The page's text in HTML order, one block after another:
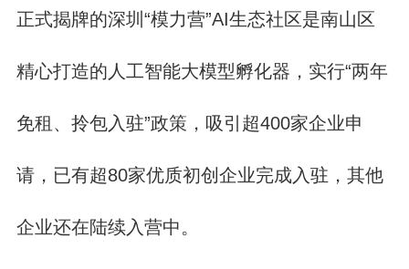
正式揭牌的深圳“模力营”AI生态社区是南山区
精心打造的人工智能大模型孵化器，实行“两年
免租、拎包入驻”政策，吸引超400家企业申
请，已有超80家优质初创企业完成入驻，其他
企业还在陆续入营中。